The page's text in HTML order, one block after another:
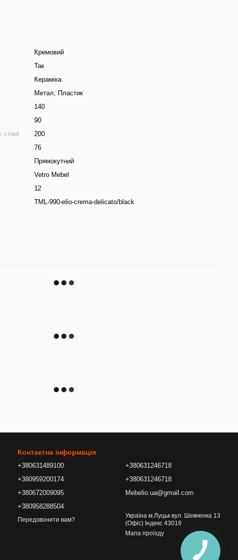
Кремовий
Так
Кераміка
Метал, Пластик
140
90
200
76
Прямокутний
Vetro Mebel
12
TML-990-elio-crema-delicato/black
Контактна інформація
+380631489100
+380959200174
+380672009095
+380958288504
Передзвонити вам?
+380631246718
+380631246718
Mebelio.ua@gmail.com
Україна м.Луцьк вул. Шевченка 13
(Офіс) Індекс 43016
Мапа проїзду